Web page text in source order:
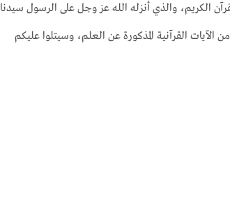
الكريم، والذي أنزله الله عز وجل على الرسول سيدنا
القرآنية المذكورة عن العلم، وسيتلوا عليكم